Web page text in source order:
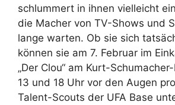
schlummert in ihnen vielleicht
die Macher von TV-Shows und
lange warten. Ob sie sich
können sie am 7. Februar im
„Der Clou“ am Kurt-
13 und 18 Uhr vor den Augen
Talent-Scouts der UFA Base